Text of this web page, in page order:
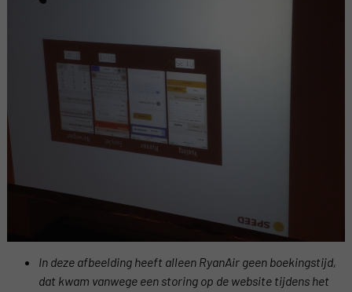
In deze afbeelding heeft alleen RyanAir geen boekingstijd,
dat kwam vanwege een storing op de website tijdens het